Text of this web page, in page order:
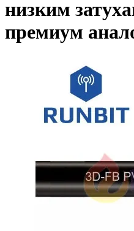
низким
премиум